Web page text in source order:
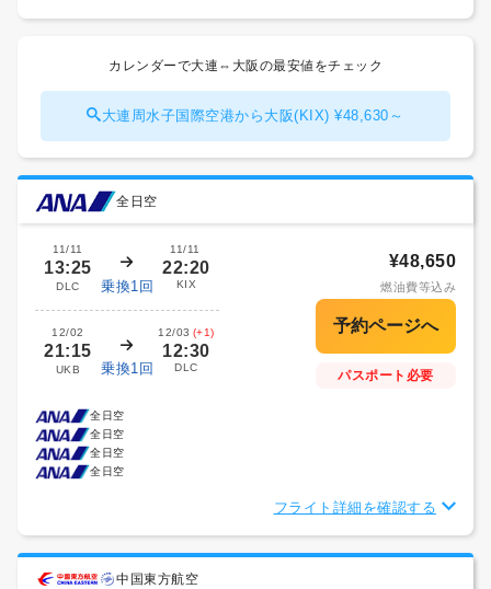
カレンダーで大連⇔大阪の最安値をチェック
大連周水子国際空港から大阪(KIX) ¥48,630～
全日空
11/11
13:25
DLC 乗換1回
11/11
22:20
KIX
12/02
21:15
UKB 乗換1回
12/03 (+1)
12:30
DLC
¥48,650
燃油費等込み
パスポート必要
全日空
全日空
全日空
全日空
フライト詳細を確認する
中国東方航空